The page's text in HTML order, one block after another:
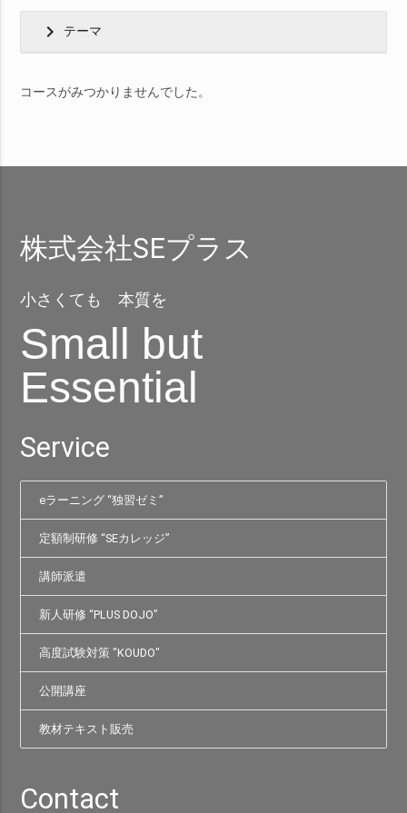
chevron_right テーマ
コースがみつかりませんでした。
株式会社SEプラス
小さくても 本質を
Small but
Essential
Service
eラーニング “独習ゼミ”
定額制研修 “SEカレッジ”
講師派遣
新人研修 “PLUS DOJO”
高度試験対策 "KOUDO"
公開講座
教材テキスト販売
Contact